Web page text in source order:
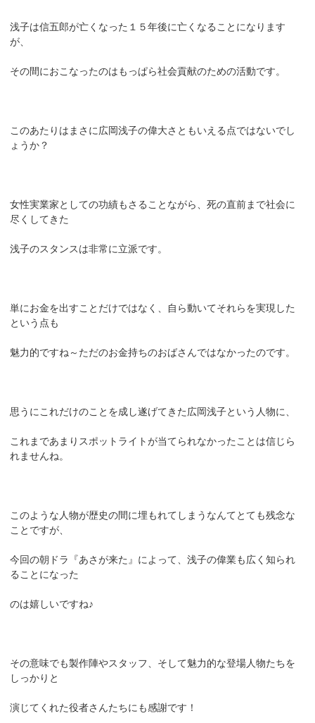
浅子は信五郎が亡くなった１５年後に亡くなることになります
が、
その間におこなったのはもっぱら社会貢献のための活動です。
このあたりはまさに広岡浅子の偉大さともいえる点ではないでし
ょうか？
女性実業家としての功績もさることながら、死の直前まで社会に
尽くしてきた
浅子のスタンスは非常に立派です。
単にお金を出すことだけではなく、自ら動いてそれらを実現した
という点も
魅力的ですね～ただのお金持ちのおばさんではなかったのです。
思うにこれだけのことを成し遂げてきた広岡浅子という人物に、
これまであまりスポットライトが当てられなかったことは信じら
れませんね。
このような人物が歴史の間に埋もれてしまうなんてとても残念な
ことですが、
今回の朝ドラ『あさが来た』によって、浅子の偉業も広く知られ
ることになった
のは嬉しいですね♪
その意味でも製作陣やスタッフ、そして魅力的な登場人物たちを
しっかりと
演じてくれた役者さんたちにも感謝です！